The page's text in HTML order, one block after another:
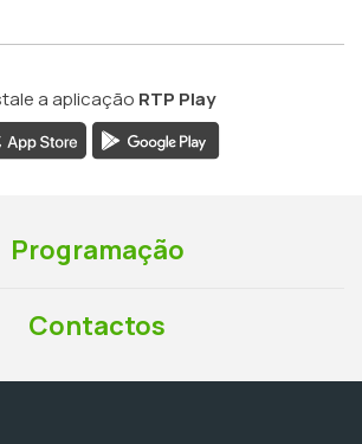
a aplicação RTP Play
Programação
Contactos